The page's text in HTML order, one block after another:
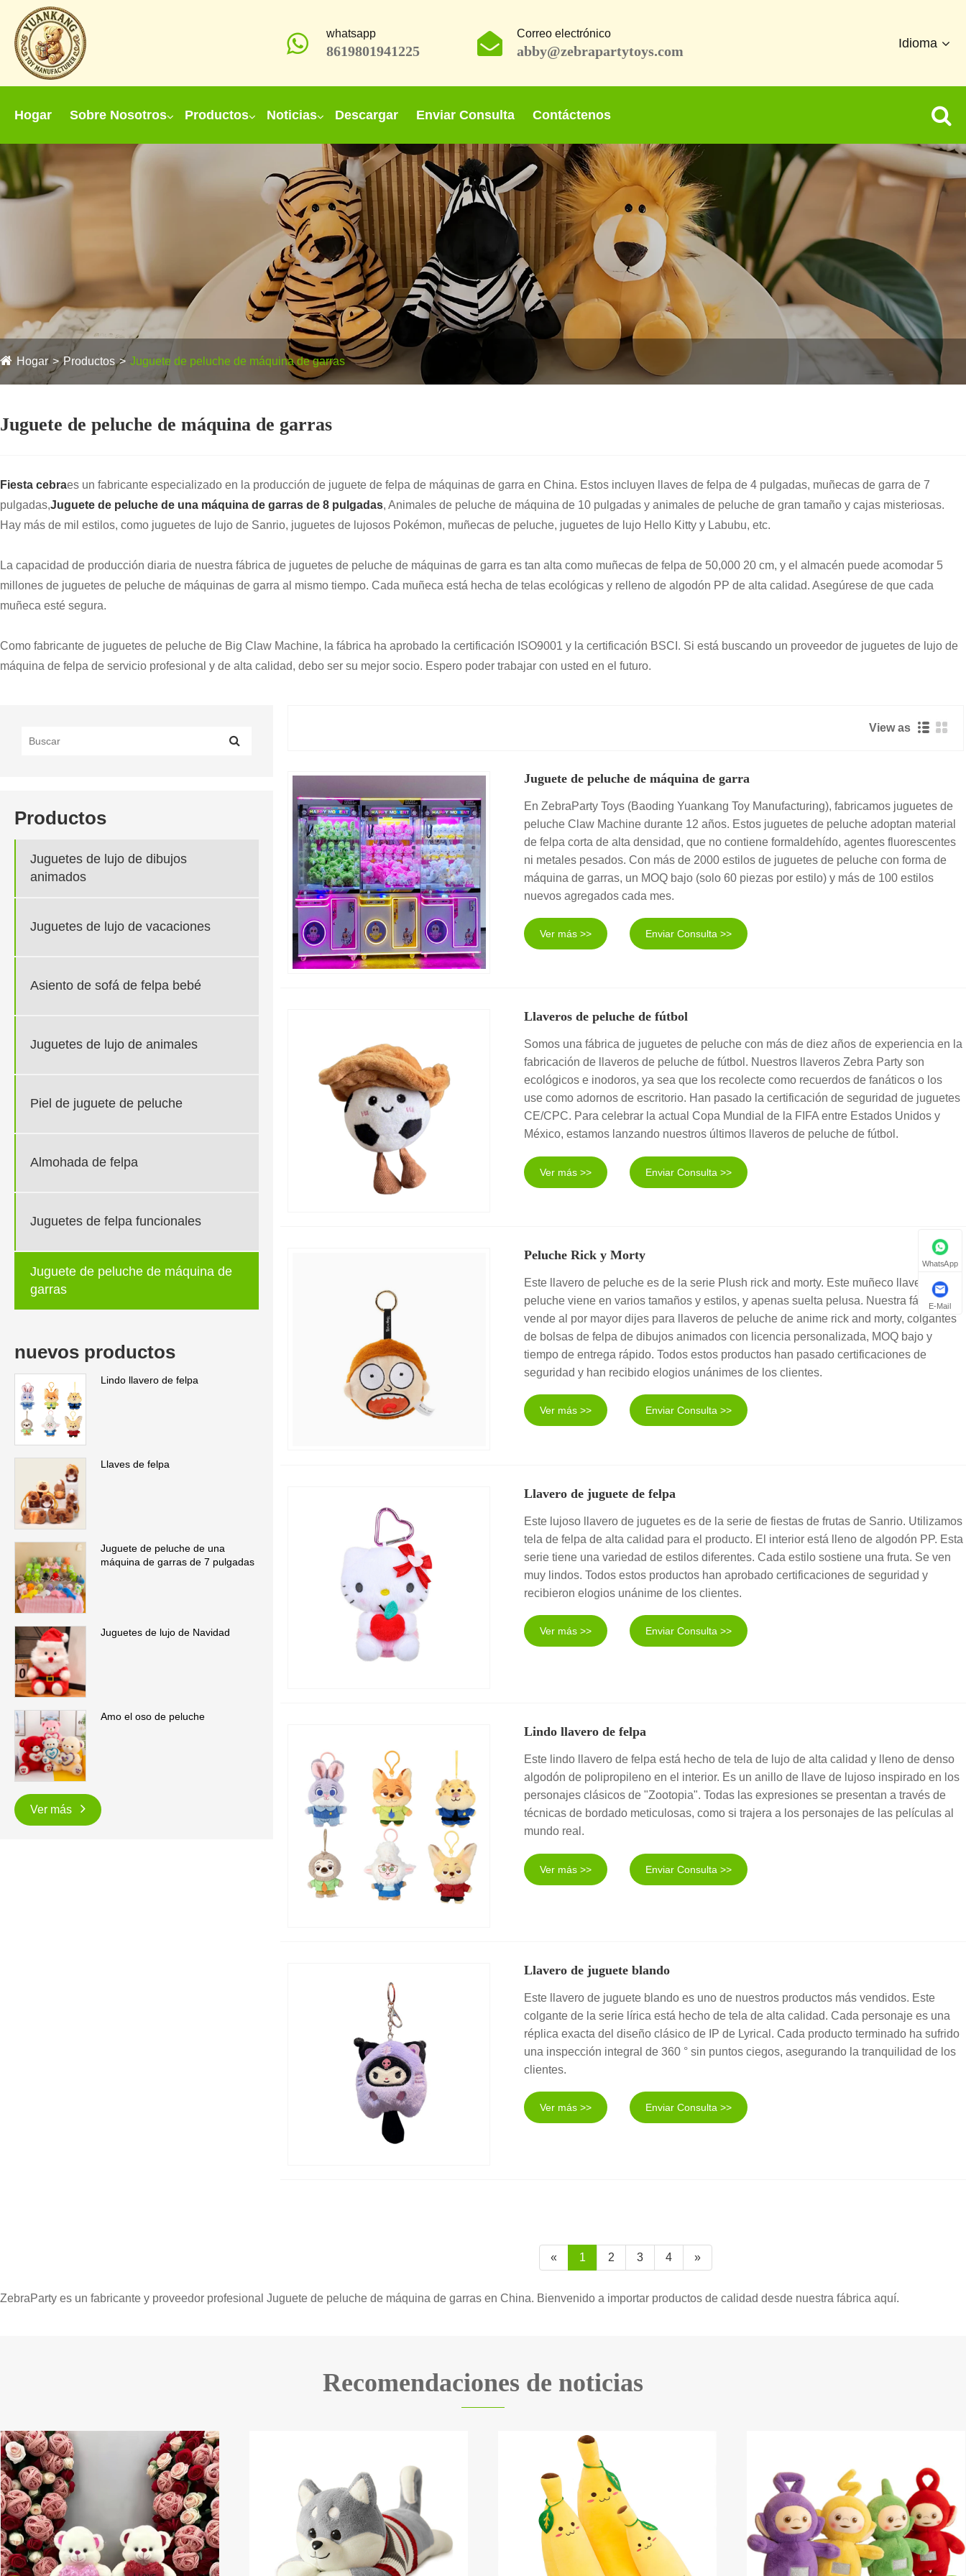
whatsapp
8619801941225
Correo electrónico
abby@zebrapartytoys.com
Idioma
Hogar Sobre Nosotros Productos Noticias Descargar Enviar Consulta Contáctenos
Hogar Productos Juguete de peluche de máquina de garras
Juguete de peluche de máquina de garras
Fiesta cebraes un fabricante especializado en la producción de juguete de felpa de máquinas de garra en China. Estos incluyen llaves de felpa de 4 pulgadas, muñecas de garra de 7
pulgadas,Juguete de peluche de una máquina de garras de 8 pulgadas, Animales de peluche de máquina de 10 pulgadas y animales de peluche de gran tamaño y cajas misteriosas.
Hay más de mil estilos, como juguetes de lujo de Sanrio, juguetes de lujosos Pokémon, muñecas de peluche, juguetes de lujo Hello Kitty y Labubu, etc.
La capacidad de producción diaria de nuestra fábrica de juguetes de peluche de máquinas de garra es tan alta como muñecas de felpa de 50,000 20 cm, y el almacén puede acomodar 5
millones de juguetes de peluche de máquinas de garra al mismo tiempo. Cada muñeca está hecha de telas ecológicas y relleno de algodón PP de alta calidad. Asegúrese de que cada
muñeca esté segura.
Como fabricante de juguetes de peluche de Big Claw Machine, la fábrica ha aprobado la certificación ISO9001 y la certificación BSCI. Si está buscando un proveedor de juguetes de lujo de
máquina de felpa de servicio profesional y de alta calidad, debo ser su mejor socio. Espero poder trabajar con usted en el futuro.
Productos
Juguetes de lujo de dibujos
animados
Juguetes de lujo de vacaciones
Asiento de sofá de felpa bebé
Juguetes de lujo de animales
Piel de juguete de peluche
Almohada de felpa
Juguetes de felpa funcionales
Juguete de peluche de máquina de
garras
nuevos productos
Lindo llavero de felpa
Llaves de felpa
Juguete de peluche de una
máquina de garras de 7 pulgadas
Juguetes de lujo de Navidad
Amo el oso de peluche
Ver más
View as
Juguete de peluche de máquina de garra
En ZebraParty Toys (Baoding Yuankang Toy Manufacturing), fabricamos juguetes de
peluche Claw Machine durante 12 años. Estos juguetes de peluche adoptan material
de felpa corta de alta densidad, que no contiene formaldehído, agentes fluorescentes
ni metales pesados. Con más de 2000 estilos de juguetes de peluche con forma de
máquina de garras, un MOQ bajo (solo 60 piezas por estilo) y más de 100 estilos
nuevos agregados cada mes.
Ver más >> Enviar Consulta >>
Llaveros de peluche de fútbol
Somos una fábrica de juguetes de peluche con más de diez años de experiencia en la
fabricación de llaveros de peluche de fútbol. Nuestros llaveros Zebra Party son
ecológicos e inodoros, ya sea que los recolecte como recuerdos de fanáticos o los
use como adornos de escritorio. Han pasado la certificación de seguridad de juguetes
CE/CPC. Para celebrar la actual Copa Mundial de la FIFA entre Estados Unidos y
México, estamos lanzando nuestros últimos llaveros de peluche de fútbol.
Ver más >> Enviar Consulta >>
Peluche Rick y Morty
Este llavero de peluche es de la serie Plush rick and morty. Este muñeco llavero de
peluche viene en varios tamaños y estilos, y apenas suelta pelusa. Nuestra fábrica
vende al por mayor dijes para llaveros de peluche de anime rick and morty, colgantes
de bolsas de felpa de dibujos animados con licencia personalizada, MOQ bajo y
tiempo de entrega rápido. Todos estos productos han pasado certificaciones de
seguridad y han recibido elogios unánimes de los clientes.
Ver más >> Enviar Consulta >>
Llavero de juguete de felpa
Este lujoso llavero de juguetes es de la serie de fiestas de frutas de Sanrio. Utilizamos
tela de felpa de alta calidad para el producto. El interior está lleno de algodón PP. Esta
serie tiene una variedad de estilos diferentes. Cada estilo sostiene una fruta. Se ven
muy lindos. Todos estos productos han aprobado certificaciones de seguridad y
recibieron elogios unánime de los clientes.
Ver más >> Enviar Consulta >>
Lindo llavero de felpa
Este lindo llavero de felpa está hecho de tela de lujo de alta calidad y lleno de denso
algodón de polipropileno en el interior. Es un anillo de llave de lujoso inspirado en los
personajes clásicos de "Zootopia". Todas las expresiones se presentan a través de
técnicas de bordado meticulosas, como si trajera a los personajes de las películas al
mundo real.
Ver más >> Enviar Consulta >>
Llavero de juguete blando
Este llavero de juguete blando es uno de nuestros productos más vendidos. Este
colgante de la serie lírica está hecho de tela de alta calidad. Cada personaje es una
réplica exacta del diseño clásico de IP de Lyrical. Cada producto terminado ha sufrido
una inspección integral de 360 ​​° sin puntos ciegos, asegurando la tranquilidad de los
clientes.
Ver más >> Enviar Consulta >>
« 1 2 3 4 »
ZebraParty es un fabricante y proveedor profesional Juguete de peluche de máquina de garras en China. Bienvenido a importar productos de calidad desde nuestra fábrica aquí.
Recomendaciones de noticias
WhatsApp
E-Mail